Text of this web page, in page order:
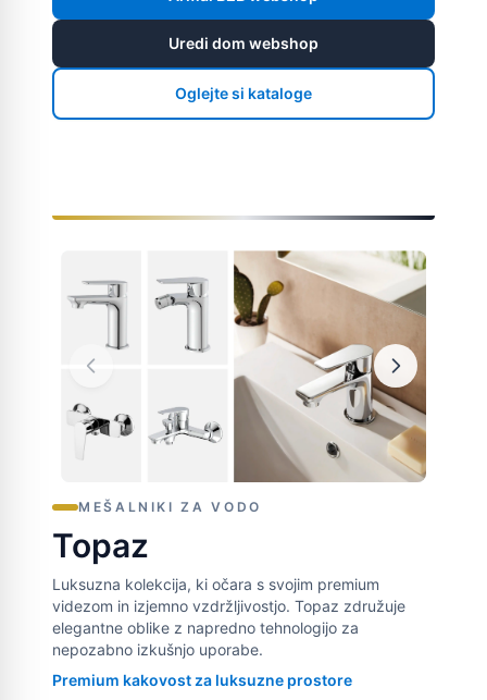
Uredi dom webshop
Oglejte si kataloge
MEŠALNIKI ZA VODO
Topaz
Luksuzna kolekcija, ki očara s svojim premium
videzom in izjemno vzdržljivostjo. Topaz združuje
elegantne oblike z napredno tehnologijo za
nepozabno izkušnjo uporabe.
Premium kakovost za luksuzne prostore